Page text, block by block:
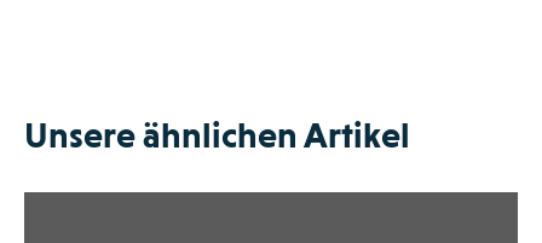
Unsere ähnlichen Artikel